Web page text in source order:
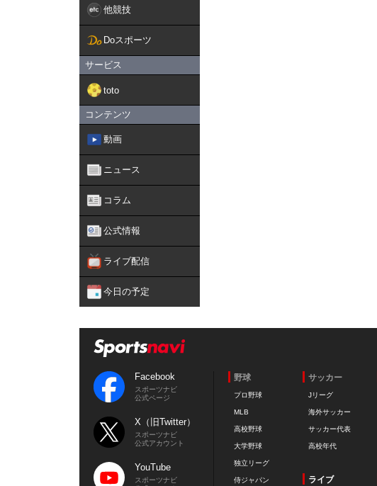
他競技
Doスポーツ
サービス
toto
コンテンツ
動画
ニュース
コラム
公式情報
ライブ配信
今日の予定
Facebook
スポーツナビ
公式ページ
X（旧Twitter）
スポーツナビ
公式アカウント
YouTube
スポーツナビ
野球
プロ野球
MLB
高校野球
大学野球
独立リーグ
侍ジャパン
サッカー
Jリーグ
海外サッカー
サッカー代表
高校年代
ライブ